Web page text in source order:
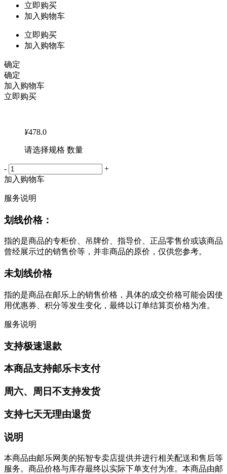
立即购买
加入购物车
立即购买
加入购物车
确定
确定
加入购物车
立即购买
¥478.0
请选择规格 数量
-
+
加入购物车
服务说明
划线价格：
指的是商品的专柜价、吊牌价、指导价、正品零售价或该商品
曾经展示过的销售价等，并非商品的原价，仅供您参考。
未划线价格
指的是商品在邮乐上的销售价格，具体的成交价格可能会因使
用优惠券、积分等发生变化，最终以订单结算页价格为准。
服务说明
支持极速退款
本商品支持邮乐卡支付
周六、周日不支持发货
支持七天无理由退货
说明
本商品由邮乐网美的拓智专卖店提供并进行相关配送和售后等
服务。商品价格与库存最终以实际下单支付为准。本商品由邮